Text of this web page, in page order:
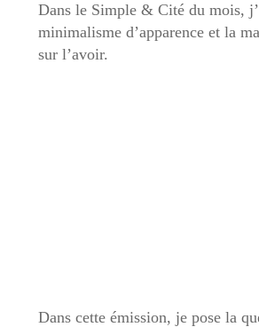
Dans le Simple & Cité du mois,
minimalisme d’apparence et la
sur l’avoir.
Dans cette émission, je pose la